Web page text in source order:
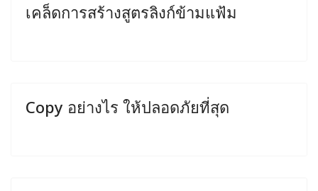
เคล็ดการสร้างสูตรลิงก์ข้ามแฟ้ม
Copy อย่างไร ให้ปลอดภัยที่สุด